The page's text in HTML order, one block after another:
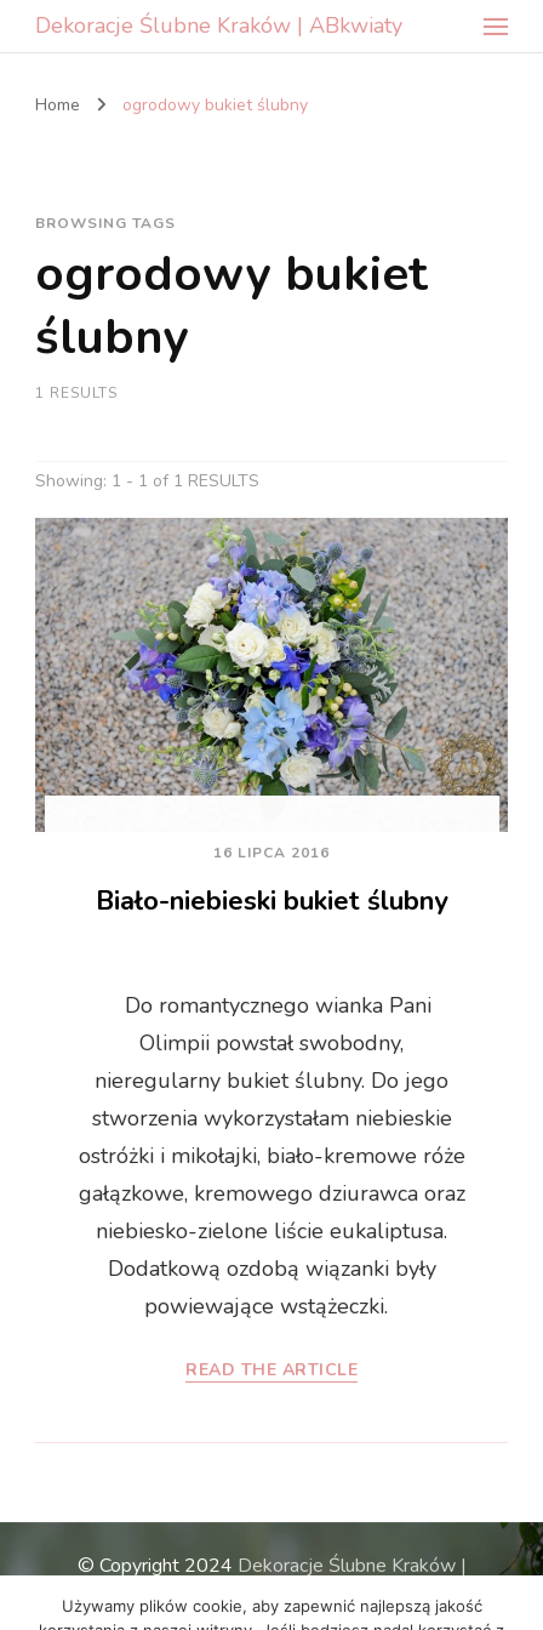
Dekoracje Ślubne Kraków | ABkwiaty
Home ogrodowy bukiet ślubny
BROWSING TAGS
ogrodowy bukiet
ślubny
1 RESULTS
Showing: 1 - 1 of 1 RESULTS
16 LIPCA 2016
Biało-niebieski bukiet ślubny
Do romantycznego wianka Pani
Olimpii powstał swobodny,
nieregularny bukiet ślubny. Do jego
stworzenia wykorzystałam niebieskie
ostróżki i mikołajki, biało-kremowe róże
gałązkowe, kremowego dziurawca oraz
niebiesko-zielone liście eukaliptusa.
Dodatkową ozdobą wiązanki były
powiewające wstążeczki.
READ THE ARTICLE
© Copyright 2024 Dekoracje Ślubne Kraków |
ABkwiaty . All Rights Reserved.Blossom Wedding |
Używamy plików cookie, aby zapewnić najlepszą jakość